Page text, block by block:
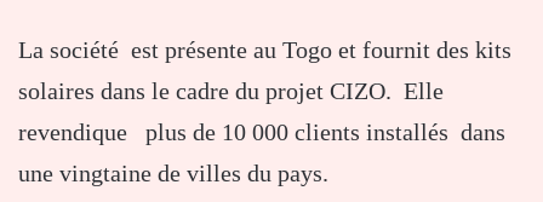
La société est présente au Togo et fournit des kits
solaires dans le cadre du projet CIZO. Elle
revendique plus de 10 000 clients installés dans
une vingtaine de villes du pays.